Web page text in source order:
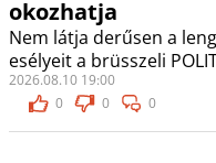
okozhatja
Nem látja derűsen a
esélyeit a brüsszeli
2026.08.10 19:00
0
0 0